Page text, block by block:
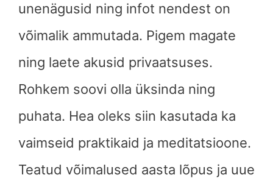
unenägusid ning infot nendest on
võimalik ammutada. Pigem magate
ning laete akusid privaatsuses.
Rohkem soovi olla üksinda ning
puhata. Hea oleks siin kasutada ka
vaimseid praktikaid ja meditatsioone.
Teatud võimalused aasta lõpus ja uue